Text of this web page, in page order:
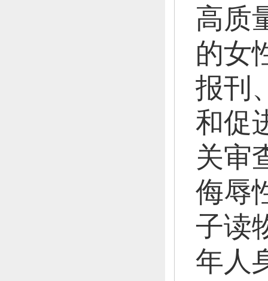
高质
的女
报刊
和促
关审
侮辱
子读
年人